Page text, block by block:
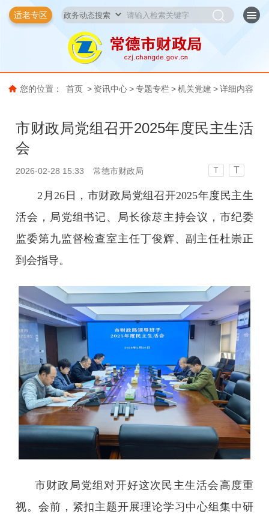
适老专区
您的位置： 首页 > 资讯中心 > 专题专栏 > 机关党建 > 详细内容
市财政局党组召开2025年度民主生活
会
2026-02-28 15:33 常德市财政局 T T
2月26日，市财政局党组召开2025年度民主生
活会，局党组书记、局长徐荩主持会议，市纪委
监委第九监督检查室主任丁俊辉、副主任杜崇正
到会指导。
市财政局党组对开好这次民主生活会高度重
视。会前，紧扣主题开展理论学习中心组集中研